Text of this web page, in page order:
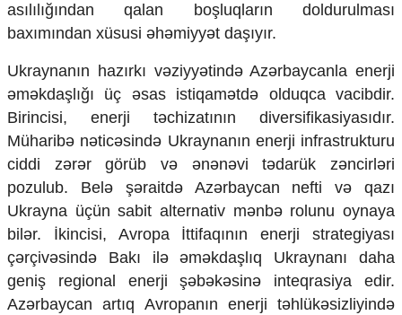
Əlaqə
asılılığından qalan boşluqların doldurulması
baxımından xüsusi əhəmiyyət daşıyır.
​Ukraynanın hazırkı vəziyyətində Azərbaycanla enerji
əməkdaşlığı üç əsas istiqamətdə olduqca vacibdir.
Birincisi, enerji təchizatının diversifikasiyasıdır.
Müharibə nəticəsində Ukraynanın enerji infrastrukturu
ciddi zərər görüb və ənənəvi tədarük zəncirləri
pozulub. Belə şəraitdə Azərbaycan nefti və qazı
Ukrayna üçün sabit alternativ mənbə rolunu oynaya
bilər. İkincisi, Avropa İttifaqının enerji strategiyası
çərçivəsində Bakı ilə əməkdaşlıq Ukraynanı daha
geniş regional enerji şəbəkəsinə inteqrasiya edir.
Azərbaycan artıq Avropanın enerji təhlükəsizliyində